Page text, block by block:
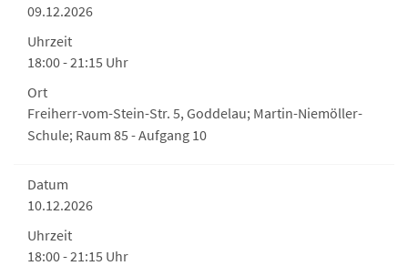
09.12.2026
Uhrzeit
18:00 - 21:15 Uhr
Ort
Freiherr-vom-Stein-Str. 5, Goddelau; Martin-Niemöller-
Schule; Raum 85 - Aufgang 10
Datum
10.12.2026
Uhrzeit
18:00 - 21:15 Uhr